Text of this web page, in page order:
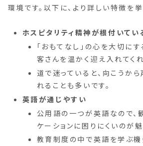
環境です。以下に、より詳しい特徴を
ホスピタリティ精神が根付いてい
「おもてなし」の心を大切に
客さんを温かく迎え入れてくれ
道で迷っていると、向こうか
れることも多いです。
英語が通じやすい
公用語の一つが英語なので、
ケーションに困りにくいのが魅
教育制度の中で英語を学ぶ機